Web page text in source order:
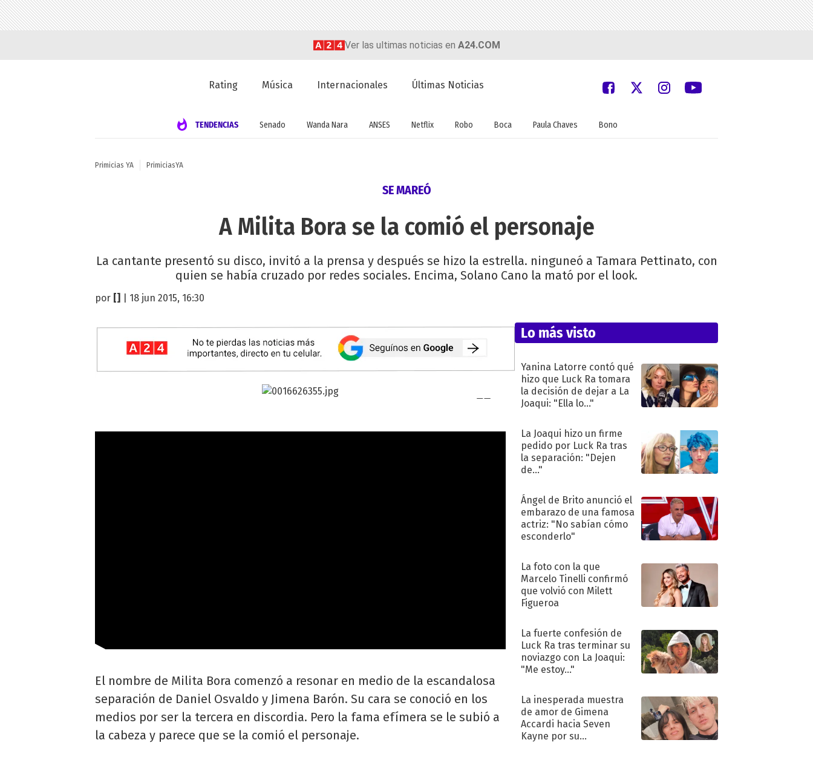
Ver las ultimas noticias en A24.COM
Rating Música Internacionales Últimas Noticias
TENDENCIAS Senado Wanda Nara ANSES Netflix Robo Boca Paula Chaves Bono
Primicias YA PrimiciasYA
SE MAREÓ
A Milita Bora se la comió el personaje
La cantante presentó su disco, invitó a la prensa y después se hizo la estrella. ninguneó a Tamara Pettinato, con
quien se había cruzado por redes sociales. Encima, Solano Cano la mató por el look.
por | 18 jun 2015, 16:30
El nombre de Milita Bora comenzó a resonar en medio de la escandalosa
separación de Daniel Osvaldo y Jimena Barón. Su cara se conoció en los
medios por ser la tercera en discordia. Pero la fama efímera se le subió a
la cabeza y parece que se la comió el personaje.
Lo más visto
Yanina Latorre contó qué
hizo que Luck Ra tomara
la decisión de dejar a La
Joaqui: "Ella lo..."
La Joaqui hizo un firme
pedido por Luck Ra tras
la separación: "Dejen
de..."
Ángel de Brito anunció el
embarazo de una famosa
actriz: "No sabían cómo
esconderlo"
La foto con la que
Marcelo Tinelli confirmó
que volvió con Milett
Figueroa
La fuerte confesión de
Luck Ra tras terminar su
noviazgo con La Joaqui:
"Me estoy..."
La inesperada muestra
de amor de Gimena
Accardi hacia Seven
Kayne por su